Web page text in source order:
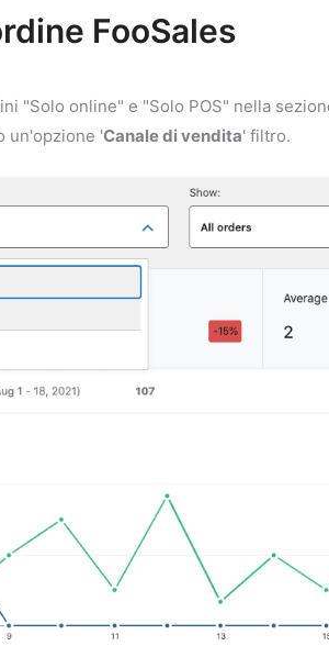
FooSales
"Solo online" e "Solo POS" nella
un'opzione 'Canale di vendita' filtro.